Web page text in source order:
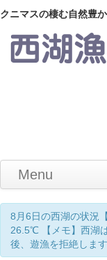
クニマスの棲む自然豊
Menu
Home
釣り情報
マナーとお願い
クニマス展示館
漁協からのお
お問い合わせ
8月6日の西湖の状況
26.5℃ 【メモ】西湖
後、遊漁を拒絶しま